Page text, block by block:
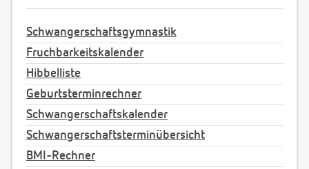
Schwangerschaftsgymnastik
Fruchbarkeitskalender
Hibbelliste
Geburtsterminrechner
Schwangerschaftskalender
Schwangerschaftsterminübersicht
BMI-Rechner